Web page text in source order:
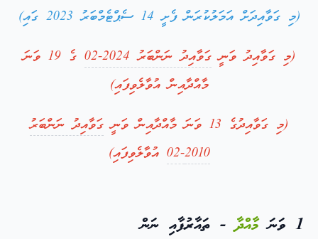
(މި ގަވާއިދަށް އަމަލުކުރަން ފެށީ 14 ސެޕްޓެމްބަރު 2023 ގައި)
(މި ގަވާއިދު ވަނީގަވާއިދު ނަންބަރު 2024-02
ގެ 19 ވަނަ
މާއްދާއިން އުވާލެވިފައި)
(މި ގަވާއިދުގެ 13 ވަނަ މާއްދާއިން ވަނީ
ގަވާއިދު ނަންބަރު
2010-02
އުވާލެވިފައި)
1 ވަނަ މާއްދާ- ތައާރުފާއި ނަން